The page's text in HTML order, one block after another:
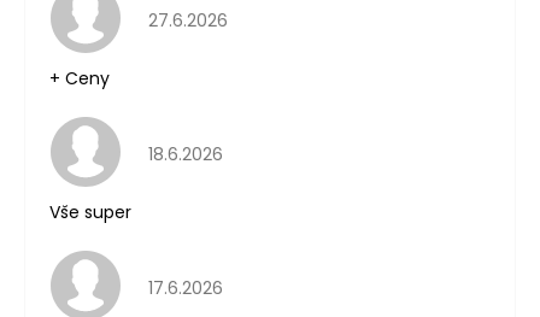
Hodnocení obchodu je 5 z 5 hvězdiček.
27.6.2026
+ Ceny
Hodnocení obchodu je 5 z 5 hvězdiček.
18.6.2026
Vše super
Hodnocení obchodu je 5 z 5 hvězdiček.
17.6.2026